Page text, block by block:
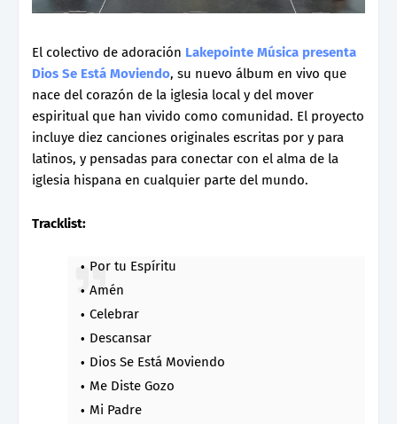
El colectivo de adoración Lakepointe Música presenta
Dios Se Está Moviendo, su nuevo álbum en vivo que
nace del corazón de la iglesia local y del mover
espiritual que han vivido como comunidad. El proyecto
incluye diez canciones originales escritas por y para
latinos, y pensadas para conectar con el alma de la
iglesia hispana en cualquier parte del mundo.
Tracklist:
Por tu Espíritu
Amén
Celebrar
Descansar
Dios Se Está Moviendo
Me Diste Gozo
Mi Padre